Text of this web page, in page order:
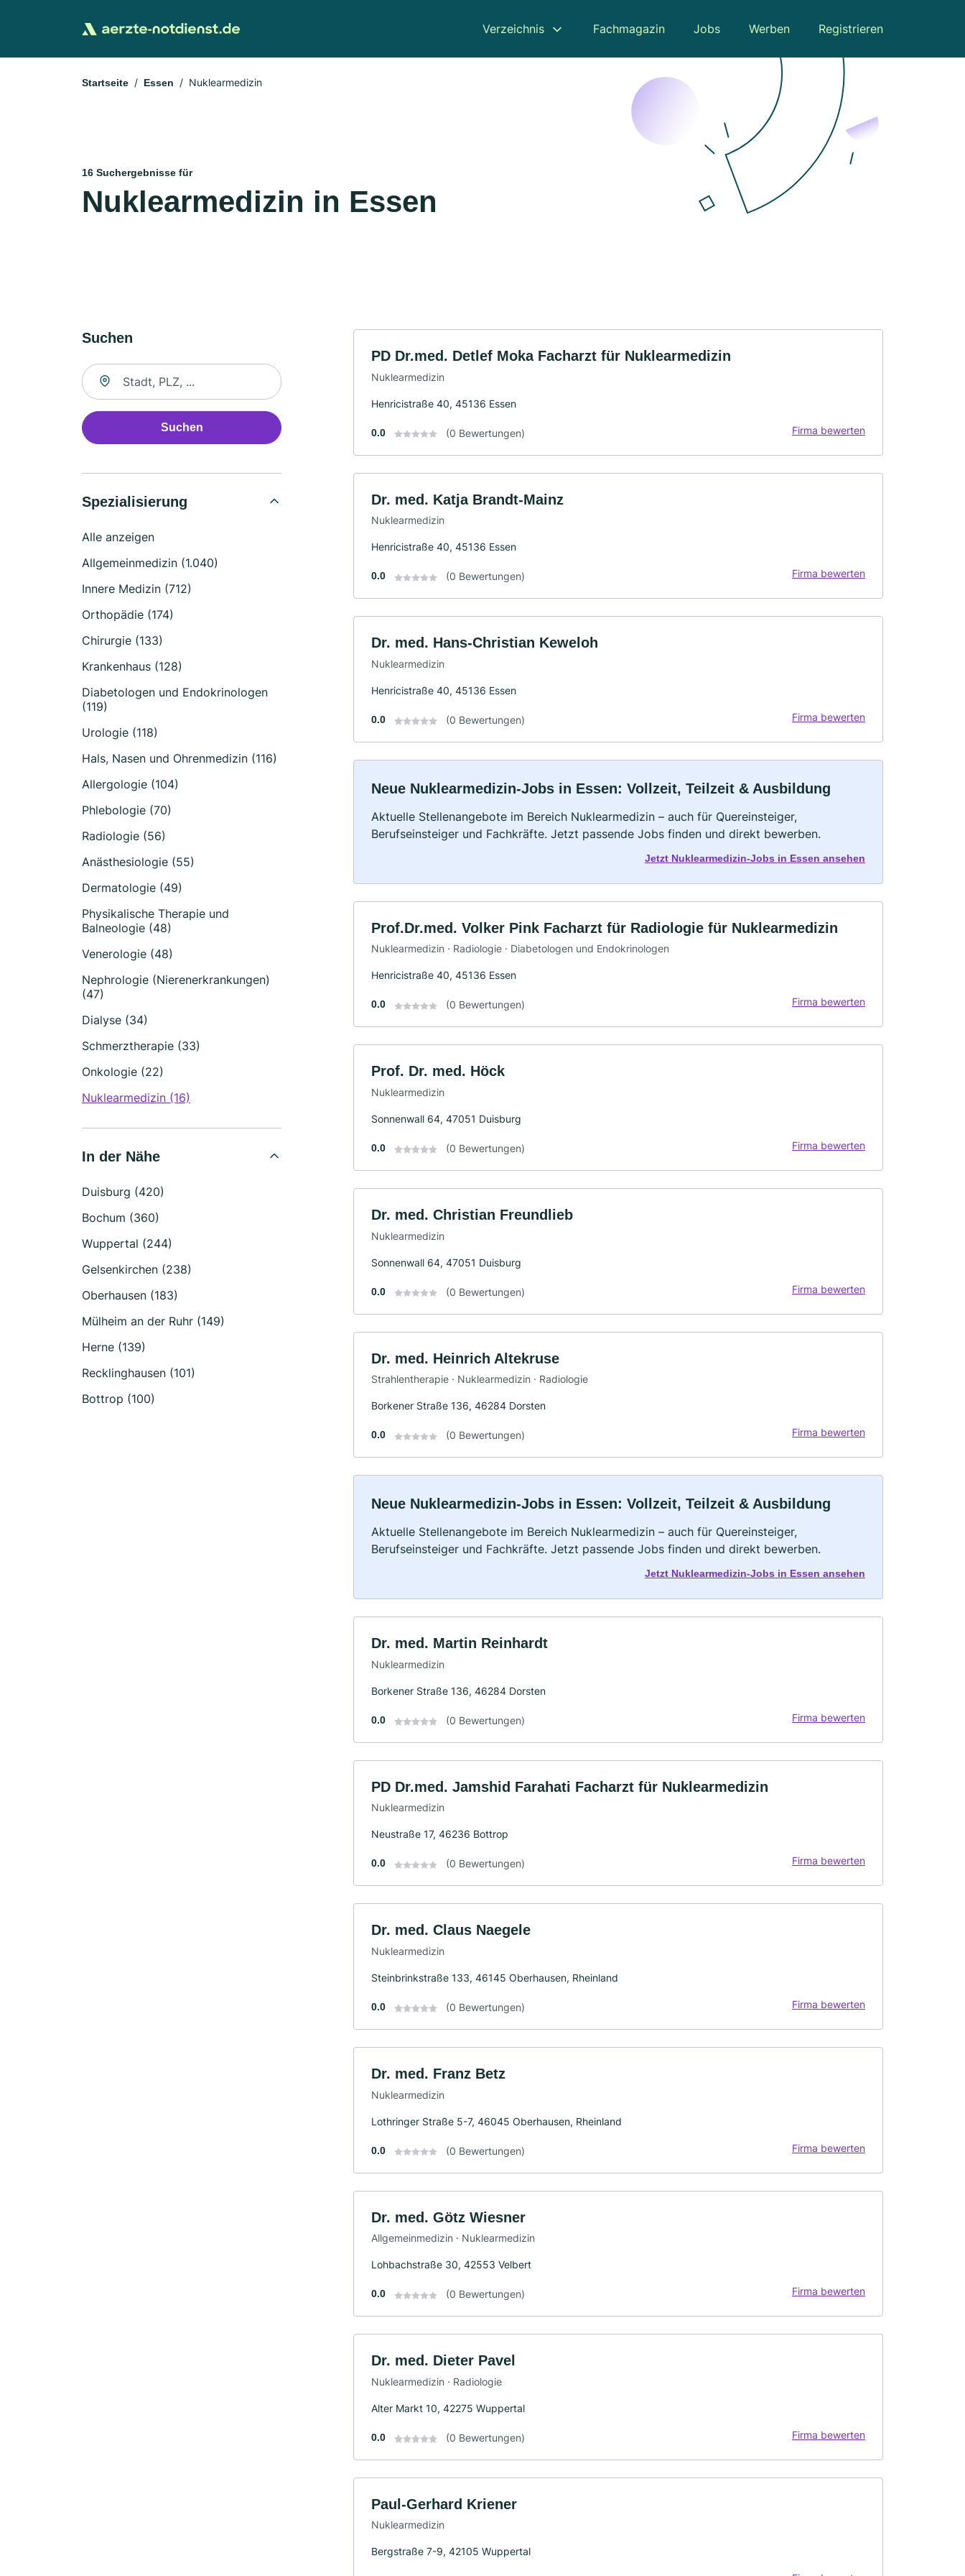
Verzeichnis Fachmagazin Jobs Werben Registrieren
Startseite Essen Nuklearmedizin
16 Suchergebnisse für
Nuklearmedizin in Essen
Suchen
Suche nach Ort
Suchen
Spezialisierung
Alle anzeigen
Allgemeinmedizin (1.040)
Innere Medizin (712)
Orthopädie (174)
Chirurgie (133)
Krankenhaus (128)
Diabetologen und Endokrinologen
(119)
Urologie (118)
Hals, Nasen und Ohrenmedizin (116)
Allergologie (104)
Phlebologie (70)
Radiologie (56)
Anästhesiologie (55)
Dermatologie (49)
Physikalische Therapie und
Balneologie (48)
Venerologie (48)
Nephrologie (Nierenerkrankungen)
(47)
Dialyse (34)
Schmerztherapie (33)
Onkologie (22)
Nuklearmedizin (16)
In der Nähe
Duisburg (420)
Bochum (360)
Wuppertal (244)
Gelsenkirchen (238)
Oberhausen (183)
Mülheim an der Ruhr (149)
Herne (139)
Recklinghausen (101)
Bottrop (100)
PD Dr.med. Detlef Moka Facharzt für Nuklearmedizin
Nuklearmedizin
Henricistraße 40, 45136 Essen
0.0 (0 Bewertungen) Firma bewerten
Dr. med. Katja Brandt-Mainz
Nuklearmedizin
Henricistraße 40, 45136 Essen
0.0 (0 Bewertungen) Firma bewerten
Dr. med. Hans-Christian Keweloh
Nuklearmedizin
Henricistraße 40, 45136 Essen
0.0 (0 Bewertungen) Firma bewerten
Neue Nuklearmedizin-Jobs in Essen: Vollzeit, Teilzeit & Ausbildung
Aktuelle Stellenangebote im Bereich Nuklearmedizin – auch für Quereinsteiger,
Berufseinsteiger und Fachkräfte. Jetzt passende Jobs finden und direkt bewerben.
Jetzt Nuklearmedizin-Jobs in Essen ansehen
Prof.Dr.med. Volker Pink Facharzt für Radiologie für Nuklearmedizin
Nuklearmedizin · Radiologie · Diabetologen und Endokrinologen
Henricistraße 40, 45136 Essen
0.0 (0 Bewertungen) Firma bewerten
Prof. Dr. med. Höck
Nuklearmedizin
Sonnenwall 64, 47051 Duisburg
0.0 (0 Bewertungen) Firma bewerten
Dr. med. Christian Freundlieb
Nuklearmedizin
Sonnenwall 64, 47051 Duisburg
0.0 (0 Bewertungen) Firma bewerten
Dr. med. Heinrich Altekruse
Strahlentherapie · Nuklearmedizin · Radiologie
Borkener Straße 136, 46284 Dorsten
0.0 (0 Bewertungen) Firma bewerten
Neue Nuklearmedizin-Jobs in Essen: Vollzeit, Teilzeit & Ausbildung
Aktuelle Stellenangebote im Bereich Nuklearmedizin – auch für Quereinsteiger,
Berufseinsteiger und Fachkräfte. Jetzt passende Jobs finden und direkt bewerben.
Jetzt Nuklearmedizin-Jobs in Essen ansehen
Dr. med. Martin Reinhardt
Nuklearmedizin
Borkener Straße 136, 46284 Dorsten
0.0 (0 Bewertungen) Firma bewerten
PD Dr.med. Jamshid Farahati Facharzt für Nuklearmedizin
Nuklearmedizin
Neustraße 17, 46236 Bottrop
0.0 (0 Bewertungen) Firma bewerten
Dr. med. Claus Naegele
Nuklearmedizin
Steinbrinkstraße 133, 46145 Oberhausen, Rheinland
0.0 (0 Bewertungen) Firma bewerten
Dr. med. Franz Betz
Nuklearmedizin
Lothringer Straße 5-7, 46045 Oberhausen, Rheinland
0.0 (0 Bewertungen) Firma bewerten
Dr. med. Götz Wiesner
Allgemeinmedizin · Nuklearmedizin
Lohbachstraße 30, 42553 Velbert
0.0 (0 Bewertungen) Firma bewerten
Dr. med. Dieter Pavel
Nuklearmedizin · Radiologie
Alter Markt 10, 42275 Wuppertal
0.0 (0 Bewertungen) Firma bewerten
Paul-Gerhard Kriener
Nuklearmedizin
Bergstraße 7-9, 42105 Wuppertal